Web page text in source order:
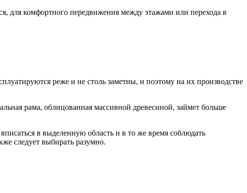
для комфортного передвижения между этажами или перехода в
реже и не столь заметны, и поэтому на их производстве
рама, облицованная массивной древесиной, займет больше
в выделенную область и в то же время соблюдать
следует выбирать разумно.